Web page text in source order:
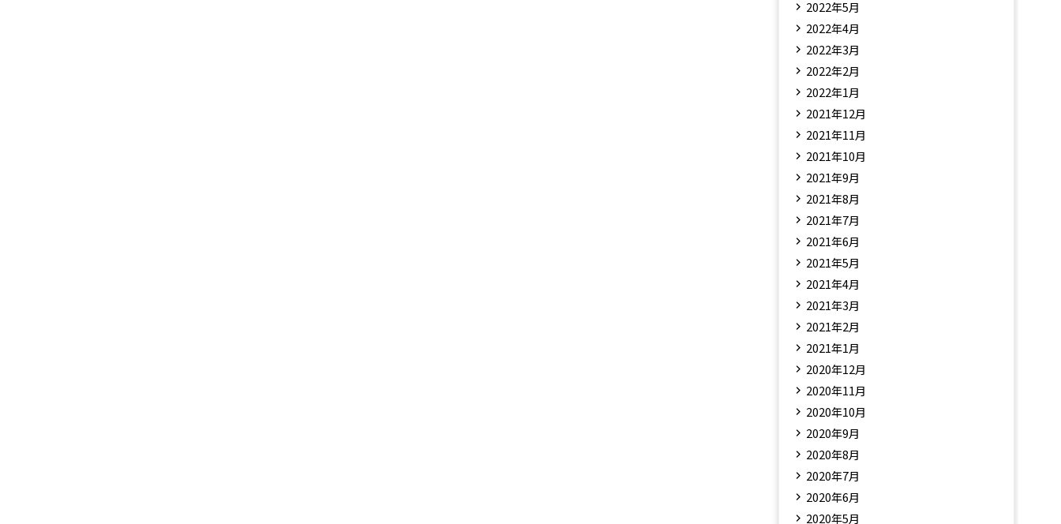
2022年5月
2022年4月
2022年3月
2022年2月
2022年1月
2021年12月
2021年11月
2021年10月
2021年9月
2021年8月
2021年7月
2021年6月
2021年5月
2021年4月
2021年3月
2021年2月
2021年1月
2020年12月
2020年11月
2020年10月
2020年9月
2020年8月
2020年7月
2020年6月
2020年5月